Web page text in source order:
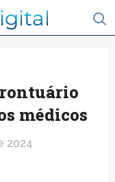
médicos
2024